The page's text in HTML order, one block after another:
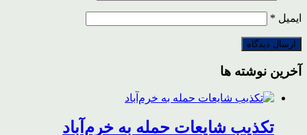
ایمیل *
آخرین نوشته ها
تکذیب شایعات حمله به خرم‌آباد